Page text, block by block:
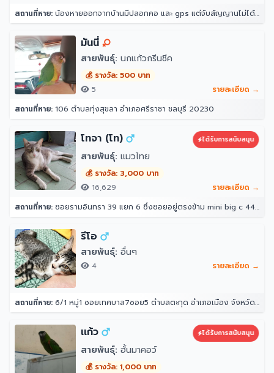
สถานที่หาย: น้องหายออกจากบ้านมีปลอกคอ และ gps แต่จับสัญญานไม่ได้ จุดที่น้องหายล่าสุดคือ หลังบ้าน204 ราณี 7 แขวงคันนายาว เขตคันนายาว กรุงเทพมหานคร 10230
มันนี่
สายพันธุ์: นกแก้วกรีนชีค
💰 รางวัล: 500 บาท
5
รายละเอียด →
สถานที่หาย: 106 ตำบลทุ่งสุขลา อำเภอศรีราชา ชลบุรี 20230
โทจา (โท) ได้รับการสนับสนุน
สายพันธุ์: แมวไทย
💰 รางวัล: 3,000 บาท
16,629
รายละเอียด →
สถานที่หาย: ซอยรามอินทรา 39 แยก 6 ซึ่งซอยอยู่ตรงข้าม mini big c 44/10 ซอย รามอินทรา 39 แยก 6 แขวงอนุสาวรีย์ เขตบางเขน กรุงเทพมหานคร 10220 ประเทศไทย
รีโอ
สายพันธุ์: อื่นๆ
4 รายละเอียด →
สถานที่หาย: 6/1 หมู่1 ซอยเทศบาล7ซอย5 ตำบลตะกุด อำเภอเมือง จังหวัดสระบุรี
เเก้ว ได้รับการสนับสนุน
สายพันธุ์: ฮั้นมาคอว์
💰 รางวัล: 1,000 บาท